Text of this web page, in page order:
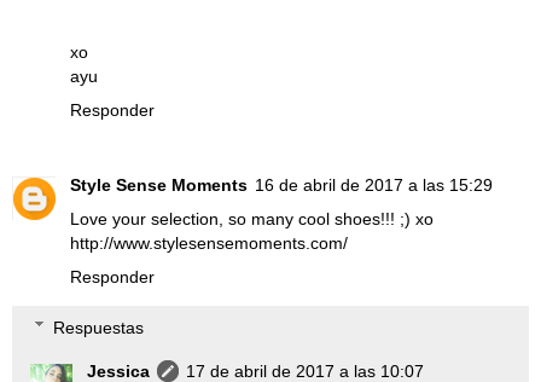
xo
ayu
Responder
Style Sense Moments 16 de abril de 2017 a las 15:29
Love your selection, so many cool shoes!!! ;) xo
http://www.stylesensemoments.com/
Responder
Respuestas
Jessica
17 de abril de 2017 a las 10:07